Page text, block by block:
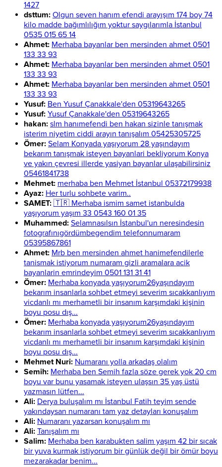
1427
dsttum: Olgun seven hanım efendi arayışım 174 boy 74
kilo madde bağımlılığım yoktur saygılarımla İstanbul
0535 015 65 14
Ahmet: Merhaba bayanlar ben mersinden ahmet 0501
133 33 93
Ahmet: Merhaba bayanlar ben mersinden ahmet 0501
133 33 93
Ahmet: Merhaba bayanlar ben mersinden ahmet 0501
133 33 93
Yusuf: Ben Yusuf Çanakkale'den 05319643265
Yusuf: Yusuf Çanakkale'den 05319643265
hakan: slm hanımefendi ben hakan sizinle tanışmak
isterim niyetim ciddi arayın tanışalım 05425305725
Ömer: Selam Konyada yaşıyorum 28 yaşındayım
bekarım tanışmak isteyen bayanlari bekliyorum Konya
ve yakın çevresi illerde yasiyan bayanlar ulaşabilirsiniz
05461841738
Mehmet: merhaba ben Mehmet İstanbul 05372179938
Ayaz: Her turlu sohbete varim..
SAMET: 🇹🇷 Merhaba ismim samet istanbulda
yaşıyorum yaşım 33 0543 160 01 35
Muhammed: Selamnasılsın İstanbul'un neresindesin
fotografınıgördümbegendim telefonnumaram
05395867861
Ahmet: Mrb ben mersinden ahmet hanimefendilerle
tanismak istiyorum numaram gizli aramalara acik
bayanlarin emrindeyim 0501 131 31 41
Ömer: Merhaba konyada yaşıyorum26yaşındayım
bekarım insanlarla sohbet etmeyi severim sıcakkanlıyım
vicdanlı mı merhametli bir insanım karşımdaki kişinin
boyu posu dış...
Ömer: Merhaba konyada yaşıyorum26yaşındayım
bekarım insanlarla sohbet etmeyi severim sıcakkanlıyım
vicdanlı mı merhametli bir insanım karşımdaki kişinin
boyu posu dış...
Mehmet Nuri: Numaranı yolla arkadaş olalım
Semih: Merhaba ben Semih fazla söze gerek yok 20 cm
boyu var bunu yasamak isteyen ulaşsın 35 yaş üstü
yazmasın lütfen...
Ali: Derya buluşalım mı İstanbul Fatih teyim sende
yakındaysan numaranı tam yaz detayları konuşalım
Ali: Numaranı yazarsan konuşalım mı
Ali: Tanışalım mı
Salim: Merhaba ben karabukten salim yaşım 42 bir sıcak
bir yuva kurmak istiyorum bir günlük değil bir ömür boyu
mezarakadar benim...